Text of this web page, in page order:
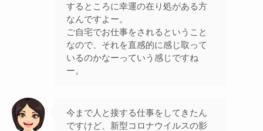
するところに幸運の在り処がある方
なんですよー。
ご自宅でお仕事をされるということ
なので、それを直感的に感じ取って
いるのかなーっていう感じですね
ー。
今まで人と接する仕事をしてきたん
ですけど、新型コロナウイルスの影